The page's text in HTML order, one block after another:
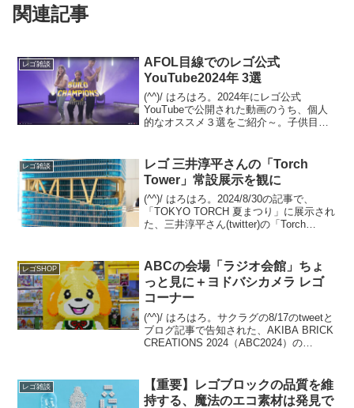
関連記事
レゴ雑談
AFOL目線でのレゴ公式
YouTube2024年 3選
(^^)/ はろはろ。2024年にレゴ公式
YouTubeで公開された動画のうち、個人
的なオススメ３選をご紹介～。子供目線
ィシャル！？ってくらいに、子供向けで
は無いホ...
レゴ雑談
レゴ 三井淳平さんの「Torch
Tower」常設展示を観に
(^^)/ はろはろ。2024/8/30の記事で、
「TOKYO TORCH 夏まつり」に展示され
た、三井淳平さん(twitter)の「Torch
返りですが、「T...
レゴSHOP
ABCの会場「ラジオ会館」ちょ
っと見に＋ヨドバシカメラ レゴ
コーナー
(^^)/ はろはろ。サクラグの8/17のtweetと
ブログ記事で告知された、AKIBA BRICK
CREATIONS 2024（ABC2024）の
す。とゆー...
レゴ雑談
【重要】レゴブロックの品質を維
持する、魔法のエコ素材は発見で